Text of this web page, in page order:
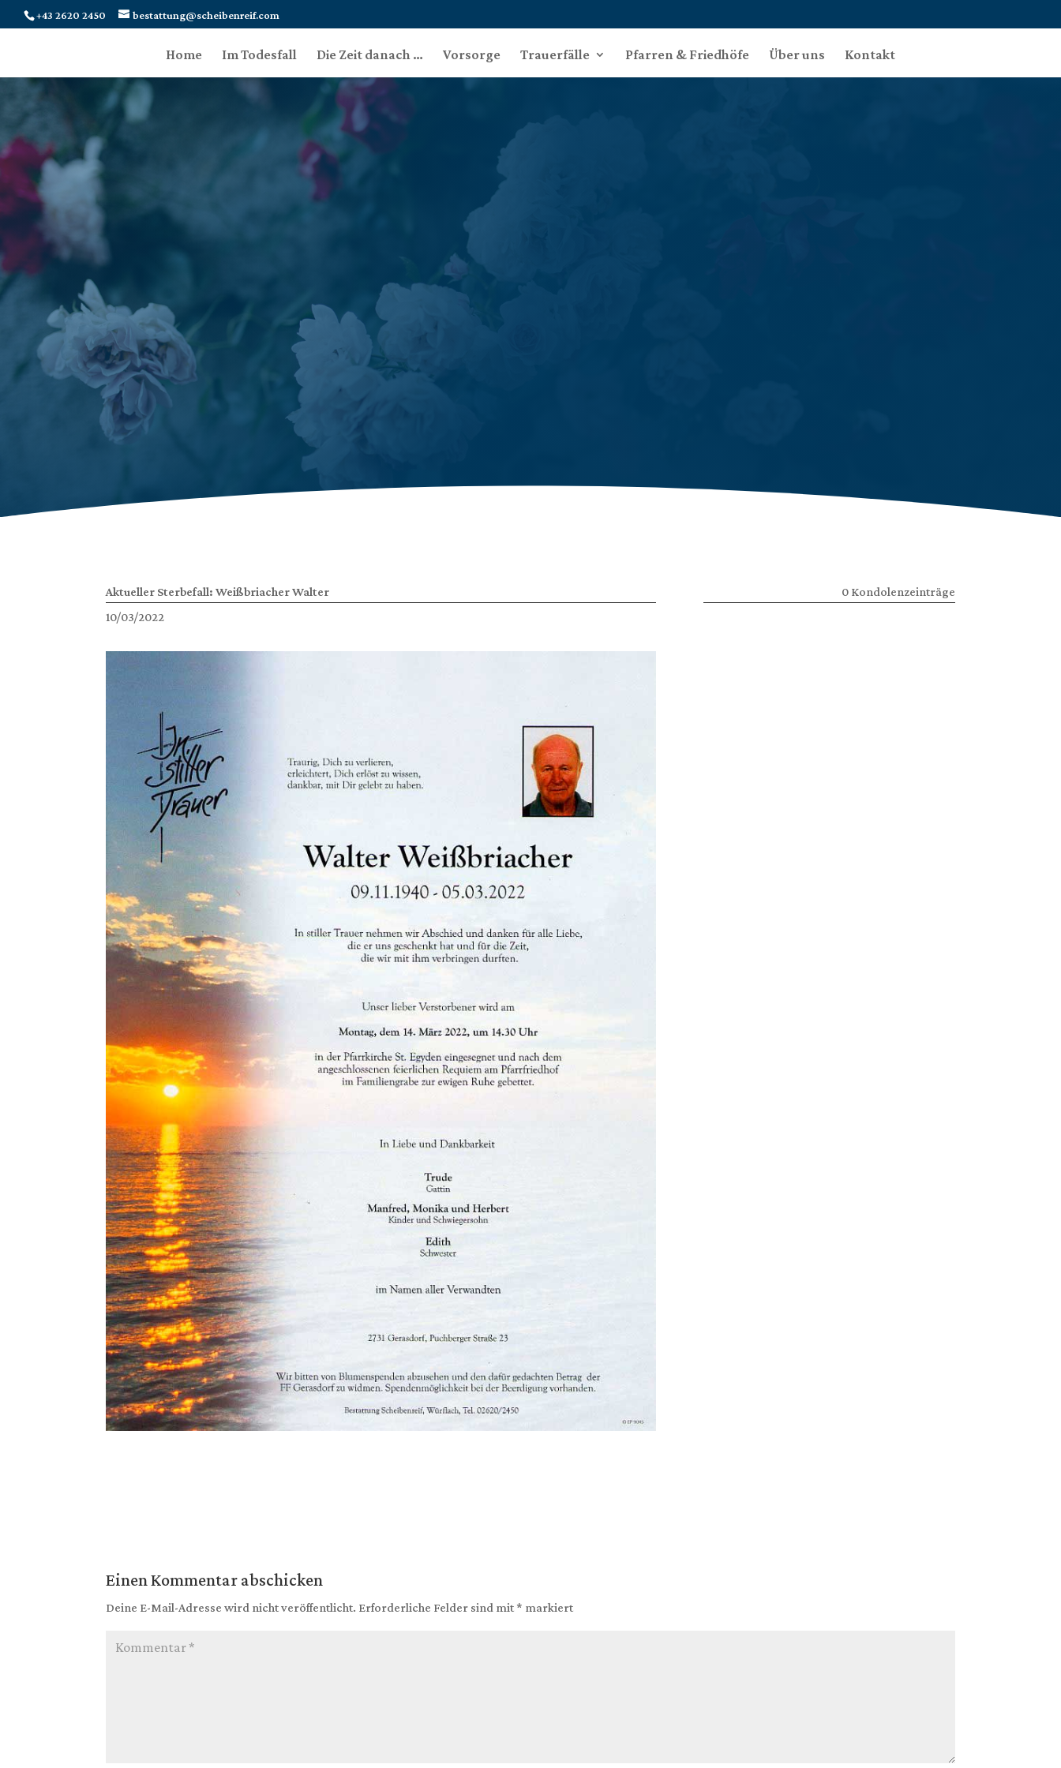
+43 2620 2450 bestattung@scheibenreif.com
Home Im Todesfall Die Zeit danach … Vorsorge Trauerfälle Pfarren & Friedhöfe Über uns Kontakt
Aktueller Sterbefall: Weißbriacher Walter
10/03/2022
0 Kondolenzeinträge
Einen Kommentar abschicken
Deine E-Mail-Adresse wird nicht veröffentlicht. Erforderliche Felder sind mit * markiert